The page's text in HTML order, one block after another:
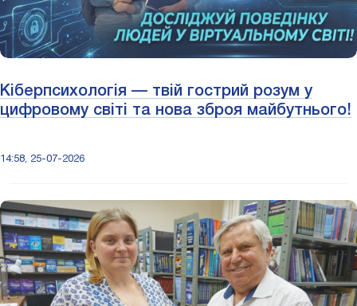
Кіберпсихологія — твій гострий розум у
цифровому світі та нова зброя майбутнього!
14:58, 25-07-2026